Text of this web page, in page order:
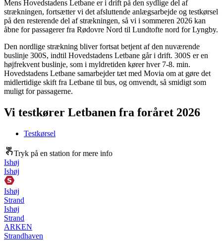
Mens Hovedstadens Letbane er i drift på den sydlige del af
strækningen, fortsætter vi det afsluttende anlægsarbejde og testkørsel
på den resterende del af strækningen, så vi i sommeren 2026 kan
åbne for passagerer fra Rødovre Nord til Lundtofte nord for Lyngby.
Den nordlige strækning bliver fortsat betjent af den nuværende
buslinje 300S, indtil Hovedstadens Letbane går i drift. 300S er en
højfrekvent buslinje, som i myldretiden kører hver 7-8. min.
Hovedstadens Letbane samarbejder tæt med Movia om at gøre det
midlertidige skift fra Letbane til bus, og omvendt, så smidigt som
muligt for passagerne.
Vi testkører Letbanen fra foråret 2026
Testkørsel
Tryk på en station for mere info
Ishøj
Ishøj
Ishøj
Strand
Ishøj
Strand
ARKEN
Strandhaven